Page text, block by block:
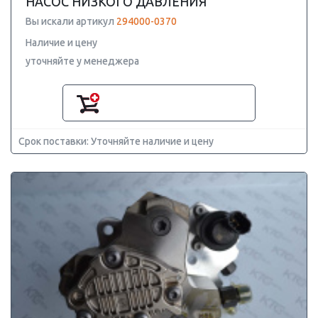
Вы искали артикул 294000-0370
Наличие и цену
уточняйте у менеджера
Срок поставки: Уточняйте наличие и цену